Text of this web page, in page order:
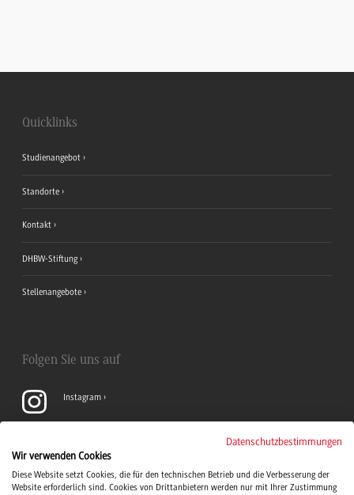
Quicklinks
Studienangebot
Standorte
Kontakt
DHBW-Stiftung
Stellenangebote
Folgen Sie uns auf
Instagram
LinkedIn
Datenschutzbestimmungen
Wir verwenden Cookies
Diese Website setzt Cookies, die für den technischen Betrieb und die Verbesserung der
Website erforderlich sind. Cookies von Drittanbietern werden nur mit Ihrer Zustimmung